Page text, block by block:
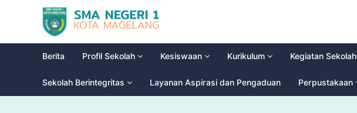
A
N
g
e
i
o
l
Berita Profil Sekolah Kesiswaan Kurikulum Kegiatan Sekolah
Sekolah Berintegritas Layanan Aspirasi dan Pengaduan Perpustakaan